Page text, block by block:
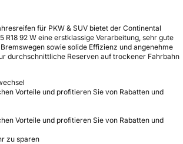
für PKW & SUV bietet der Continental
R18 92 W eine erstklassige Verarbeitung, sehr gute
sowie solide Effizienz und angenehme
durchschnittliche Reserven auf trockener Fahrbahn
Vorteile und profitieren Sie von Rabatten und
Vorteile und profitieren Sie von Rabatten und
zu sparen